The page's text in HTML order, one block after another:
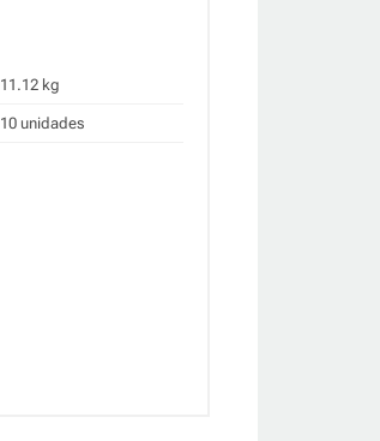
11.12 kg
10 unidades